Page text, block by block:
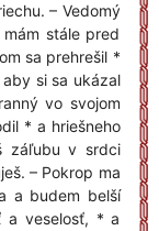
– Vedomý
stále pred
sa prehrešil *
si sa ukázal
vo svojom
* a hriešneho
záľubu v srdci
– Pokrop ma
a budem belší
a veselosť, * a